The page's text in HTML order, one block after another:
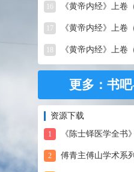
16 《黄帝内经》上卷（09）
17 《黄帝内经》上卷（08）
《黄帝内经》上卷（07
更多：书
资源下载
1 《陈士铎医学全书
2 傅青主傅山学术系